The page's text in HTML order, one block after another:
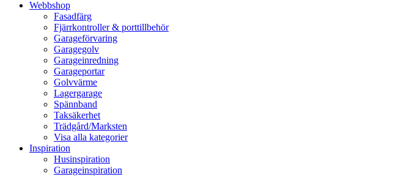
Webbshop
Fasadfärg
Fjärrkontroller & porttillbehör
Garageförvaring
Garagegolv
Garageinredning
Garageportar
Golvvärme
Lagergarage
Spännband
Taksäkerhet
Trädgård/Marksten
Visa alla kategorier
Inspiration
Husinspiration
Garageinspiration